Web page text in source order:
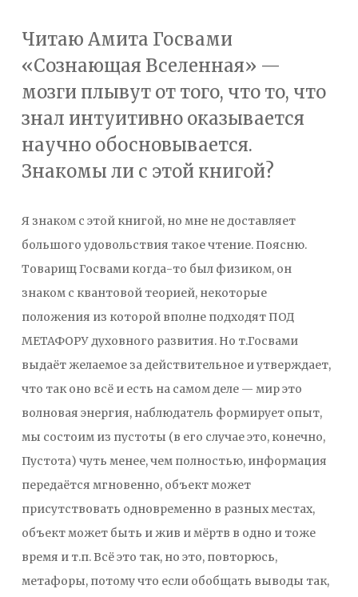
Читаю Амита Госвами
«Сознающая Вселенная» —
мозги плывут от того, что то, что
знал интуитивно оказывается
научно обосновывается.
Знакомы ли с этой книгой?
Я знаком с этой книгой, но мне не доставляет
большого удовольствия такое чтение. Поясню.
Товарищ Госвами когда-то был физиком, он
знаком с квантовой теорией, некоторые
положения из которой вполне подходят ПОД
МЕТАФОРУ духовного развития. Но т.Госвами
выдаёт желаемое за действительное и утверждает,
что так оно всё и есть на самом деле — мир это
волновая энергия, наблюдатель формирует опыт,
мы состоим из пустоты (в его случае это, конечно,
Пустота) чуть менее, чем полностью, информация
передаётся мгновенно, объект может
присутствовать одновременно в разных местах,
объект может быть и жив и мёртв в одно и тоже
время и т.п. Всё это так, но это, повторюсь,
метафоры, потому что если обобщать выводы так,